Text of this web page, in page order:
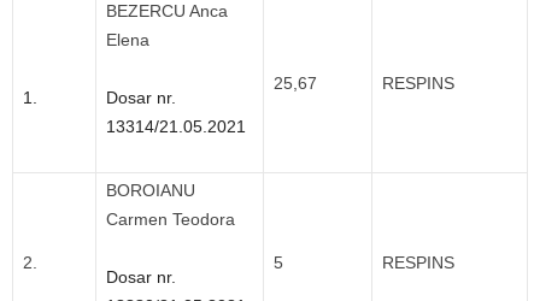
1.
BEZERCU Anca
Elena
Dosar nr.
13314/21.05.2021
25,67 RESPINS
2.
BOROIANU
Carmen Teodora
Dosar nr.
5 RESPINS